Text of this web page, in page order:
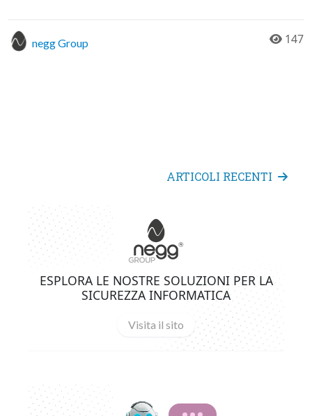
negg Group 147
ARTICOLI RECENTI
ESPLORA LE NOSTRE SOLUZIONI PER LA
SICUREZZA INFORMATICA
Visita il sito